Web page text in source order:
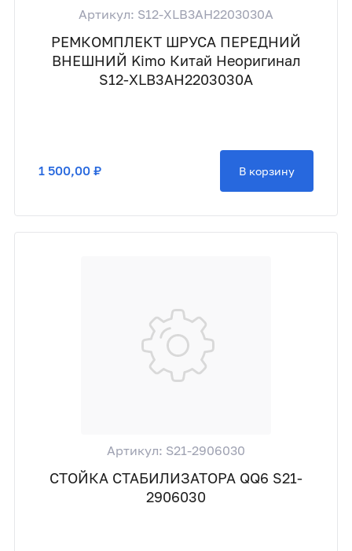
Артикул: S12-XLB3AH2203030A
РЕМКОМПЛЕКТ ШРУСА ПЕРЕДНИЙ
ВНЕШНИЙ Kimo Китай Неоригинал
S12-XLB3AH2203030A
1 500,00 ₽ В корзину
Артикул: S21-2906030
СТОЙКА СТАБИЛИЗАТОРА QQ6 S21-
2906030